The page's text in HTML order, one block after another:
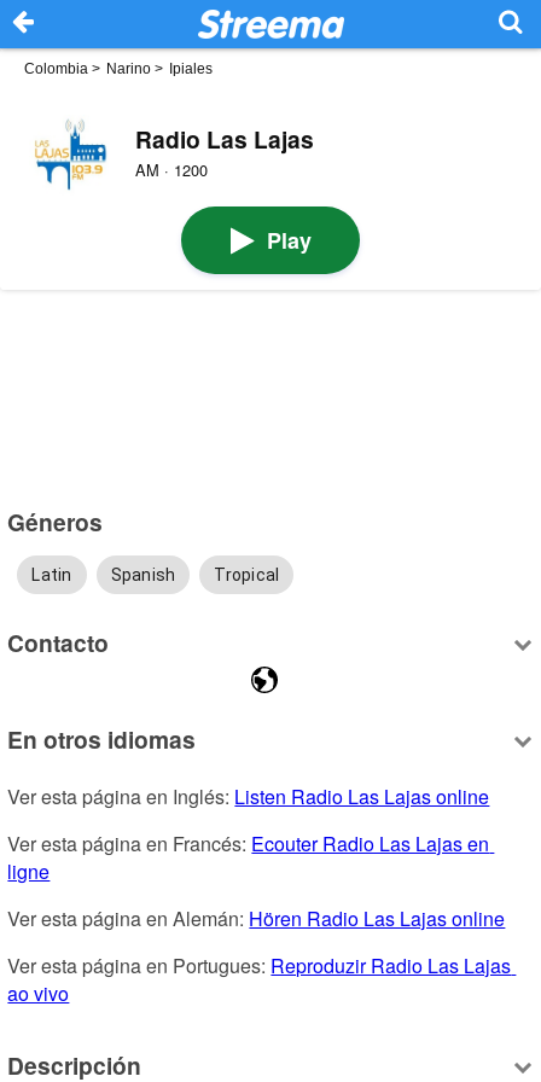
Colombia > Narino > Ipiales
Radio Las Lajas
AM · 1200
Play
Géneros
Latin Spanish Tropical
Contacto
En otros idiomas
Ver esta página en Inglés: Listen Radio Las Lajas online
Ver esta página en Francés: Ecouter Radio Las Lajas en
ligne
Ver esta página en Alemán: Hören Radio Las Lajas online
Ver esta página en Portugues: Reproduzir Radio Las Lajas
ao vivo
Descripción